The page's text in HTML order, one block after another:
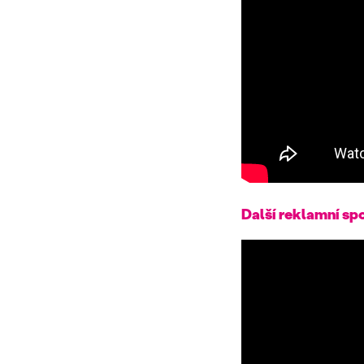
Další reklamní